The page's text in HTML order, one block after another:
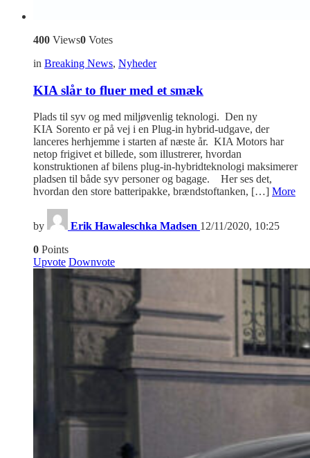
400 Views0 Votes
in Breaking News, Nyheder
KIA slår to fluer med et smæk
Plads til syv og med miljøvenlig teknologi. Den ny
KIA Sorento er på vej i en Plug-in hybrid-udgave, der
lanceres herhjemme i starten af næste år. KIA Motors har
netop frigivet et billede, som illustrerer, hvordan
konstruktionen af bilens plug-in-hybridteknologi maksimerer
pladsen til både syv personer og bagage. Her ses det,
hvordan den store batteripakke, brændstoftanken, […] More
by Erik Hawaleschka Madsen 12/11/2020, 10:25
0 Points
Upvote Downvote